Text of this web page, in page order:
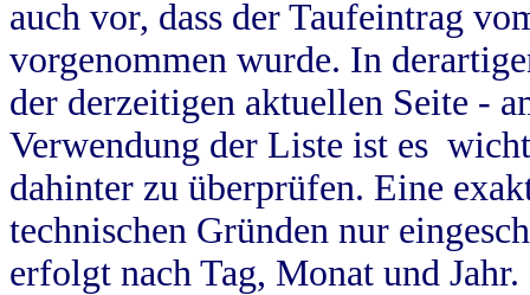
auch vor, dass der Taufeintrag
vorgenommen wurde. In
der derzeitigen aktuellen Seite -
Verwendung der Liste ist es
dahinter zu überprüfen. Eine
technischen Gründen nur
erfolgt nach Tag, Monat und Jahr.